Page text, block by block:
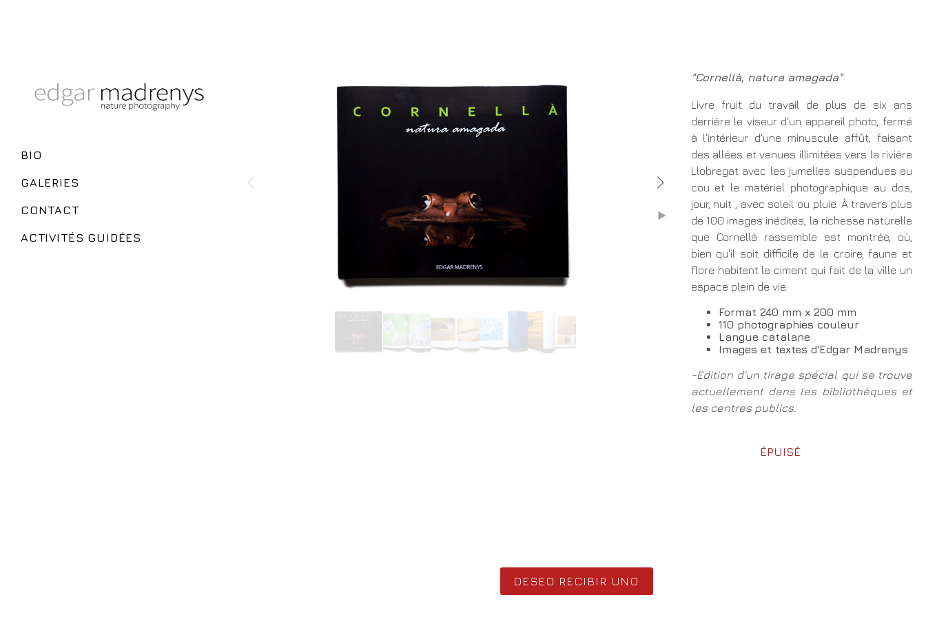
BIO
GALERIES
CONTACT
ACTIVITÉS GUIDÉES
"Cornellà, natura amagada"
Livre fruit du travail de plus de six ans
derrière le viseur d'un appareil photo, fermé
à l'intérieur d'une minuscule affût, faisant
des allées et venues illimitées vers la rivière
Llobregat avec les jumelles suspendues au
cou et le matériel photographique au dos,
jour, nuit , avec soleil ou pluie. À travers plus
de 100 images inédites, la richesse naturelle
que Cornellà rassemble est montrée, où,
bien qu'il soit difficile de le croire, faune et
flore habitent le ciment qui fait de la ville un
espace plein de vie.
Format 240 mm x 200 mm
110 photographies couleur
Langue catalane
Images et textes d'Edgar Madrenys
-Edition d'un tirage spécial qui se trouve
actuellement dans les bibliothèques et
les centres publics.
ÉPUISÉ
DESEO RECIBIR UNO